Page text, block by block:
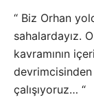
“ Biz Orhan
sahalardayız.
kavramının
çalışıyoruz… “